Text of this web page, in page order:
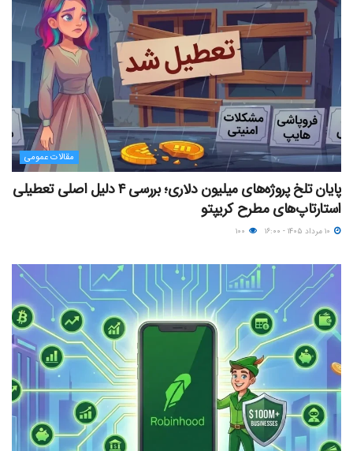
مقالات عمومی
پایان تلخ پروژه‌های میلیون دلاری؛ بررسی ۴ دلیل اصلی تعطیلی
استارتاپ‌های مطرح کریپتو